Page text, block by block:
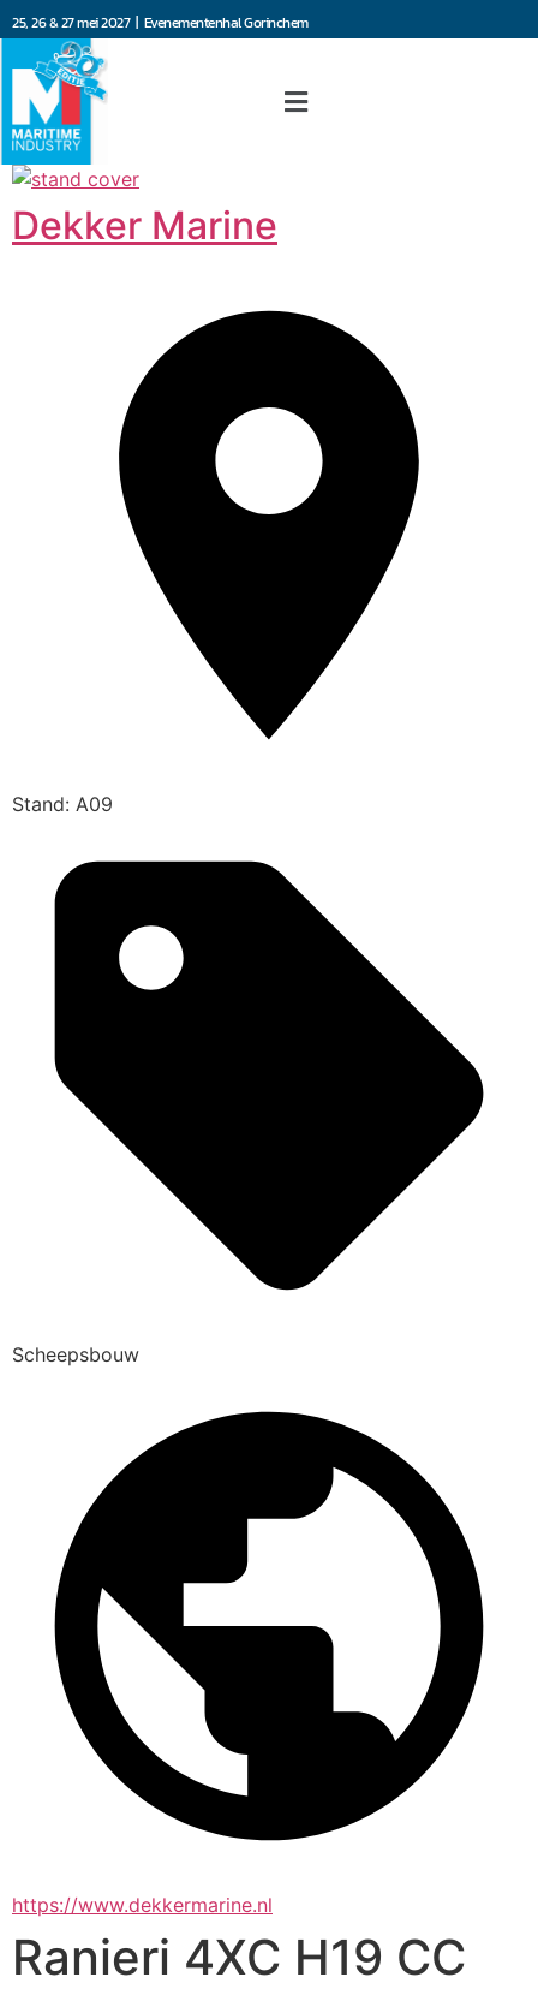
25, 26 & 27 mei 2027 | Evenementenhal Gorinchem
Dekker Marine
Stand: A09
Scheepsbouw
https://www.dekkermarine.nl
Ranieri 4XC H19 CC